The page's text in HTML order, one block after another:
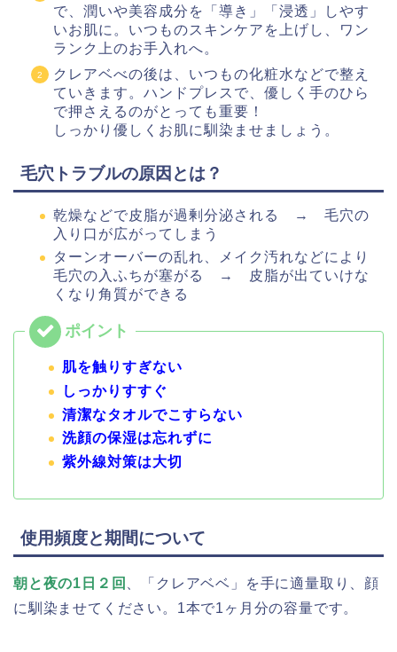
で、潤いや美容成分を「導き」「浸透」しやす
いお肌に。いつものスキンケアを上げし、ワン
ランク上のお手入れへ。
クレアベべの後は、いつもの化粧水などで整え
ていきます。ハンドプレスで、優しく手のひら
で押さえるのがとっても重要！
しっかり優しくお肌に馴染ませましょう。
毛穴トラブルの原因とは？
乾燥などで皮脂が過剰分泌される → 毛穴の
入り口が広がってしまう
ターンオーバーの乱れ、メイク汚れなどにより
毛穴の入ふちが塞がる → 皮脂が出ていけな
くなり角質ができる
肌を触りすぎない
しっかりすすぐ
清潔なタオルでこすらない
洗顔の保湿は忘れずに
紫外線対策は大切
使用頻度と期間について
朝と夜の1日２回 、「 クレアベベ 」を手に適量取り、顔
に馴染ませてください。1本で1ヶ月分の容量です。